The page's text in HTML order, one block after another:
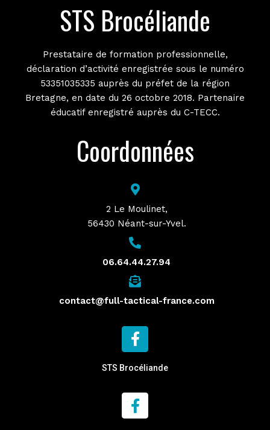
STS Brocéliande
Prestataire de formation professionnelle,
déclaration d’activité enregistrée sous le numéro
53351035335 auprès du préfet de la région
Bretagne, en date du 26 octobre 2018. Partenaire
éducatif enregistré auprès du C-TECC.
Coordonnées
2 Le Moulinet,
56430 Néant-sur-Yvel.
06.64.44.27.94
contact@full-tactical-france.com
STS Brocéliande